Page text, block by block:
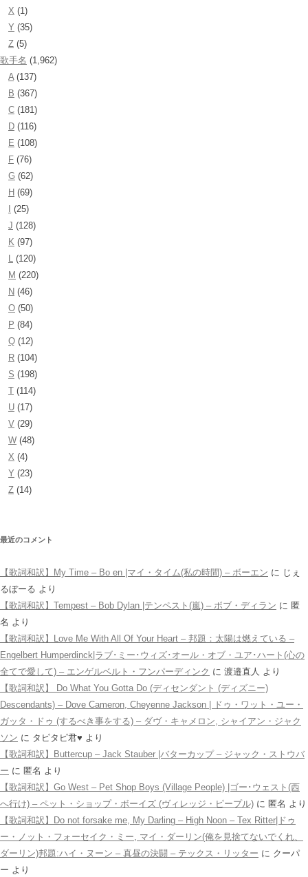
X (1)
Y (35)
Z (5)
歌手名 (1,962)
A(137)
B (367)
C (181)
D (116)
E (108)
F (76)
G (62)
H (69)
(25)
J (128)
K (97)
L (120)
M (220)
N (46)
O (50)
P (84)
Q (12)
R (104)
S (198)
T (114)
U (17)
V (29)
W (48)
X (4)
Y (23)
Z (14)
最近のコメント
【歌詞和訳】My Time – Bo en |マイ・タイム(私の時間) – ボーエン に じぇ
るぼーる より
【歌詞和訳】Tempest – Bob Dylan |テンペスト(嵐) – ボブ・ディラン に 匿
名 より
【歌詞和訳】Love Me With All Of Your Heart – 邦題：太陽は燃えている –
Engelbert Humperdinck|ラブ･ミー･ウィズ･オール・オブ・ユア･ハート(心の
全てで愛して) – エンゲルベルト・フンパーディンク に 渡邉直人 より
【歌詞和訳】 Do What You Gotta Do (ディセンダント (ディズニー)
Descendants) – Dove Cameron, Cheyenne Jackson | ドゥ・ワット・ユー・
ガッタ・ドゥ (するべき事をする) – ダヴ・キャメロン, シャイアン・ジャク
ソン に タピタピ君♥️ より
【歌詞和訳】Buttercup – Jack Stauber |バターカップ – ジャック・ストウバ
ー に 匿名 より
【歌詞和訳】Go West – Pet Shop Boys (Village People) |ゴー･ウェスト(西
へ行け) – ペット・ショップ・ボーイズ (ヴィレッジ・ピープル) に 匿名 より
【歌詞和訳】Do not forsake me, My Darling – High Noon – Tex Ritter|ドゥ
ー・ノット・フォーセイク・ミー, マイ・ダーリン(俺を見捨てないでくれ、
ダーリン)邦題:ハイ・ヌーン – 真昼の決闘 – テックス・リッター に クーパ
ー より